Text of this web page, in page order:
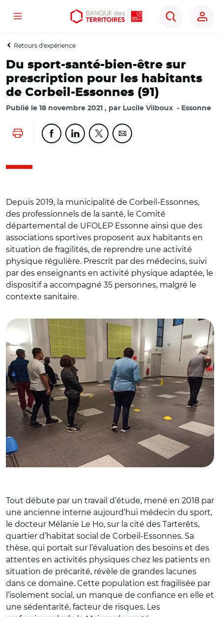
Aller
contenu
Aller
menu
Ouvrir
outils
Menu
Rechercher
Retours d'expérience
Du sport-santé-bien-être sur
prescription pour les habitants
de Corbeil-Essonnes (91)
Publié le 18 novembre 2021 par Lucile Vilboux Essonne
Lancer l'impressionPartager cette page sur Facebook
Partager cette page sur Linkedin
Partager cette page sur Twitter
Partager cette page sur
Depuis 2019, la municipalité de Corbeil-Essonnes,
des professionnels de la santé, le Comité
départemental de UFOLEP Essonne ainsi que des
associations sportives proposent aux habitants en
situation de fragilités, de reprendre une activité
physique régulière. Prescrit par des médecins, suivi
par des enseignants en activité physique adaptée, le
dispositif a accompagné 35 personnes, malgré le
contexte sanitaire.
Tout débute par un travail d’étude, mené en 2018 par
une ancienne interne aujourd’hui médecin du sport,
le docteur Mélanie Le Ho, sur la cité des Tarterêts,
quartier d’habitat social de Corbeil-Essonnes. Sa
thèse, qui portait sur l’évaluation des besoins et des
attentes en activités physiques chez les patients en
situation de précarité, révèle de grandes lacunes
dans ce domaine. Cette population est fragilisée par
l’isolement social, un manque de confiance en elle et
une sédentarité, facteur de risques. Les